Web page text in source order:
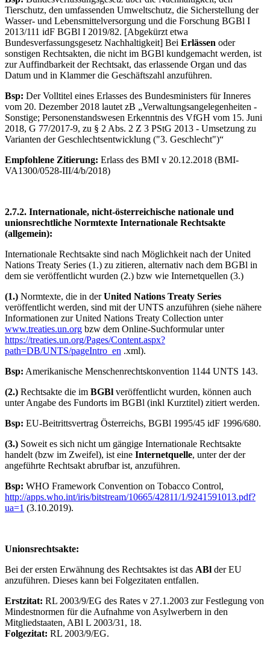
Tierschutz, den umfassenden Umweltschutz, die Sicherstellung der
Wasser- und Lebensmittelversorgung und die Forschung BGBl I
2013/111 idF BGBl I 2019/82. [Abgekürzt etwa
Bundesverfassungsgesetz Nachhaltigkeit] Bei Erlässen oder
sonstigen Rechtsakten, die nicht im BGBl kundgemacht werden, ist
zur Auffindbarkeit der Rechtsakt, das erlassende Organ und das
Datum und in Klammer die Geschäftszahl anzuführen.
Bsp: Der Volltitel eines Erlasses des Bundesministers für Inneres
vom 20. Dezember 2018 lautet zB „Verwaltungsangelegenheiten -
Sonstige; Personenstandswesen Erkenntnis des VfGH vom 15. Juni
2018, G 77/2017-9, zu § 2 Abs. 2 Z 3 PStG 2013 - Umsetzung zu
Varianten der Geschlechtsentwicklung ("3. Geschlecht")“
Empfohlene Zitierung: Erlass des BMI v 20.12.2018 (BMI-
VA1300/0528-III/4/b/2018)
2.7.2. Internationale, nicht-österreichische nationale und
unionsrechtliche Normtexte Internationale Rechtsakte
(allgemein):
Internationale Rechtsakte sind nach Möglichkeit nach der United
Nations Treaty Series (1.) zu zitieren, alternativ nach dem BGBl in
dem sie veröffentlicht wurden (2.) bzw wie Internetquellen (3.)
(1.) Normtexte, die in derUnited Nations Treaty Series
veröffentlicht werden, sind mit der UNTS anzuführen (siehe nähere
Informationen zur United Nations Treaty Collection unter
www.treaties.un.org bzw dem Online-Suchformular unter
https://treaties.un.org/Pages/Content.aspx?
path=DB/UNTS/pageIntro_en .xml).
Bsp: Amerikanische Menschenrechtskonvention 1144 UNTS 143.
(2.) Rechtsakte die im BGBl veröffentlicht wurden, können auch
unter Angabe des Fundorts im BGBl (inkl Kurztitel) zitiert werden.
Bsp: EU-Beitrittsvertrag Österreichs, BGBl 1995/45 idF 1996/680.
(3.) Soweit es sich nicht um gängige Internationale Rechtsakte
handelt (bzw im Zweifel), ist eine Internetquelle, unter der der
angeführte Rechtsakt abrufbar ist, anzuführen.
Bsp: WHO Framework Convention on Tobacco Control,
http://apps.who.int/iris/bitstream/10665/42811/1/9241591013.pdf?
ua=1 (3.10.2019).
Unionsrechtsakte:
Bei der ersten Erwähnung des Rechtsaktes ist das ABl der EU
anzuführen. Dieses kann bei Folgezitaten entfallen.
Erstzitat: RL 2003/9/EG des Rates v 27.1.2003 zur Festlegung von
Mindestnormen für die Aufnahme von Asylwerbern in den
Mitgliedstaaten, ABl L 2003/31, 18.
Folgezitat: RL 2003/9/EG.